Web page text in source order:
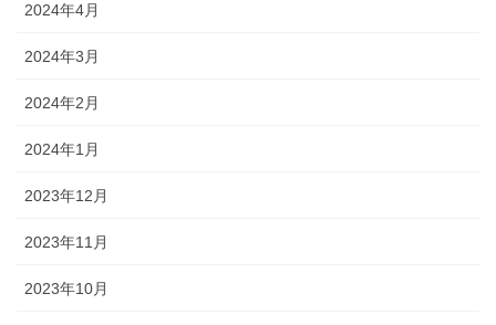
2024年4月
2024年3月
2024年2月
2024年1月
2023年12月
2023年11月
2023年10月